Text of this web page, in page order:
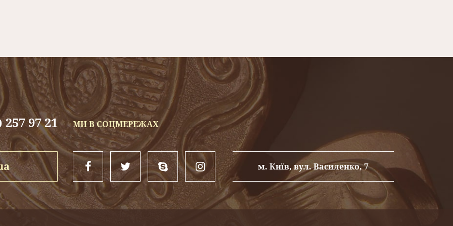
рівня якості, з ідеально рівною, дзеркально-глянсовою поверхнею, на яку наноситься зображення
Зазвичай нафасадній табличці
розміщується: фірмова символіка (логотип), назва організації,
таблички призначені для розміщення нафасаді будівлі і служать для надання інформації про
вселяє повагу. підкреслює респектабельність, солідність компанії.
, це Ваша
прикрашаючифасадбудівлі блиском, переливомметалу витонченого відтінку золота або срібла,
інформаційний, рекламний продукт, який не тільки вписується в самий дорогий інтер'єр, але і
клієнта відвідати Ваш заклад.Металеві фасадні таблички
виглядають стильно і дорого,
денному, так і в вечірньому світлі, виділяючись завдяки яскравому переливуметалу натабличці
з Вами починається саме зтаблички, з цього розміщуючизамовлення на виготовлення
97 21 МИ В СОЦМЕРЕЖАХ
м. Київ, вул. Василенко, 7